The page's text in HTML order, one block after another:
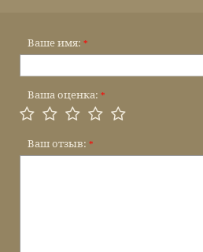
Ваше имя: *
Ваша оценка: *
Ваш отзыв: *